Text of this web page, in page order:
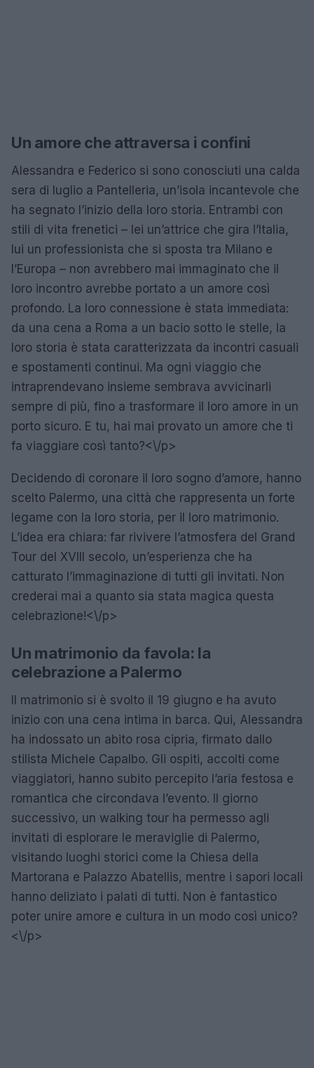
Un amore che attraversa i confini
Alessandra e Federico si sono conosciuti una calda
sera di luglio a Pantelleria, un’isola incantevole che
ha segnato l’inizio della loro storia. Entrambi con
stili di vita frenetici – lei un’attrice che gira l’Italia,
lui un professionista che si sposta tra Milano e
l’Europa – non avrebbero mai immaginato che il
loro incontro avrebbe portato a un amore così
profondo. La loro connessione è stata immediata:
da una cena a Roma a un bacio sotto le stelle, la
loro storia è stata caratterizzata da incontri casuali
e spostamenti continui. Ma ogni viaggio che
intraprendevano insieme sembrava avvicinarli
sempre di più, fino a trasformare il loro amore in un
porto sicuro. E tu, hai mai provato un amore che ti
fa viaggiare così tanto?<\/p>
Decidendo di coronare il loro sogno d’amore, hanno
scelto Palermo, una città che rappresenta un forte
legame con la loro storia, per il loro matrimonio.
L’idea era chiara: far rivivere l’atmosfera del Grand
Tour del XVIII secolo, un’esperienza che ha
catturato l’immaginazione di tutti gli invitati. Non
crederai mai a quanto sia stata magica questa
celebrazione!<\/p>
Un matrimonio da favola: la
celebrazione a Palermo
Il matrimonio si è svolto il 19 giugno e ha avuto
inizio con una cena intima in barca. Qui, Alessandra
ha indossato un abito rosa cipria, firmato dallo
stilista Michele Capalbo. Gli ospiti, accolti come
viaggiatori, hanno subito percepito l’aria festosa e
romantica che circondava l’evento. Il giorno
successivo, un walking tour ha permesso agli
invitati di esplorare le meraviglie di Palermo,
visitando luoghi storici come la Chiesa della
Martorana e Palazzo Abatellis, mentre i sapori locali
hanno deliziato i palati di tutti. Non è fantastico
poter unire amore e cultura in un modo così unico?
<\/p>